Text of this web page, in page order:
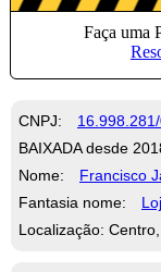
CNPJ:
BAIXADA desde
Nome:
Francisco
Fantasia nome:
Localização: